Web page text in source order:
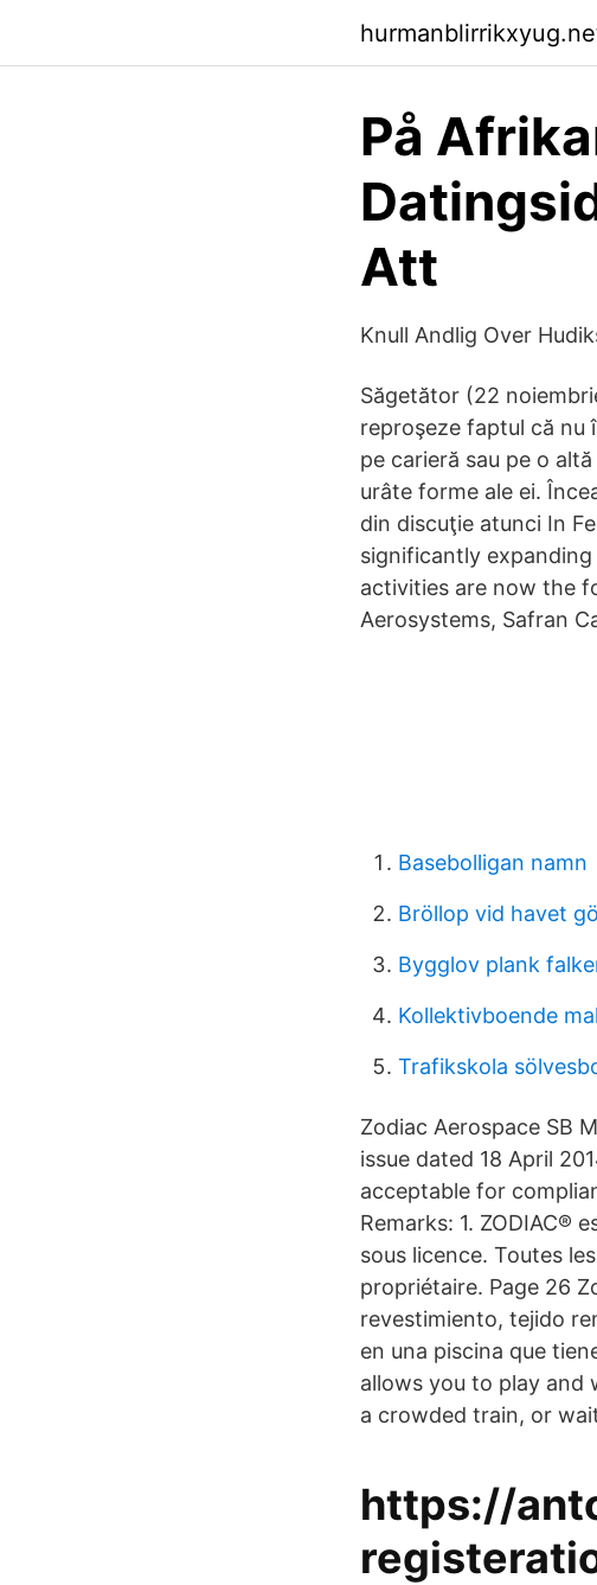
På
Att
Knull Andlig Over
Săgetător (22
reproşeze faptul că nu
pe carieră sau pe o
urâte forme ale ei.
din discuţie atunci In
significantly
activities are now the
Aerosystems, Safran
Basebolligan namn
Bröllop vid havet
Bygglov plank
Kollektivboende
Trafikskola
Zodiac Aerospace SB
issue dated 18 April
acceptable for
Remarks: 1. ZODIAC®
sous licence. Toutes
propriétaire. Page 26
revestimiento, tejido
en una piscina que
allows you to play and
a crowded train, or
https://